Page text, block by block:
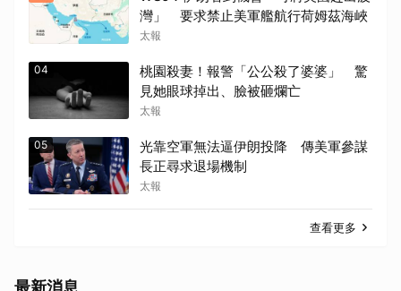
灣」 要求禁止美軍艦航行荷姆茲海峽
太報
04
桃園殺妻！報警「公公殺了婆婆」 驚
見她眼球掉出、臉被砸爛亡
太報
05
光靠空軍無法逼伊朗投降 傳美軍參謀
長正尋求退場機制
太報
查看更多